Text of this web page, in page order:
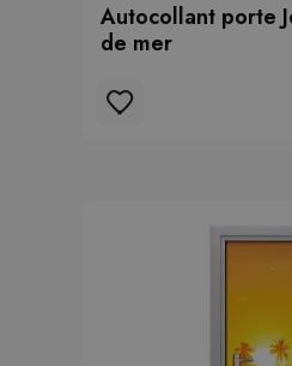
Autocollant porte
de mer